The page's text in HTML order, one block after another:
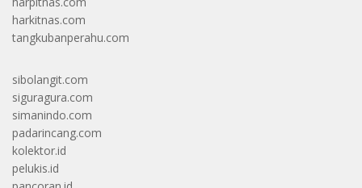
harkitnas.com
tangkubanperahu.com
sibolangit.com
siguragura.com
simanindo.com
padarincang.com
kolektor.id
pelukis.id